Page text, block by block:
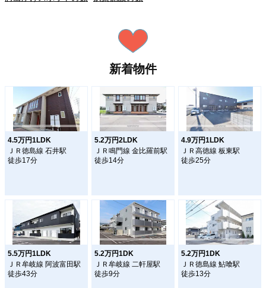
新着物件
4.5万円1LDK
ＪＲ徳島線 石井駅
徒歩17分
5.2万円2LDK
ＪＲ鳴門線 金比羅前駅
徒歩14分
4.9万円1LDK
ＪＲ高徳線 板東駅
徒歩25分
5.5万円1LDK
ＪＲ牟岐線 阿波富田駅
徒歩43分
5.2万円1DK
ＪＲ牟岐線 二軒屋駅
徒歩9分
5.2万円1DK
ＪＲ徳島線 鮎喰駅
徒歩13分